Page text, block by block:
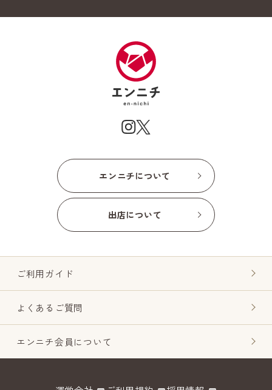
エンニチについて
出店について
ご利用ガイド
よくあるご質問
エンニチ会員について